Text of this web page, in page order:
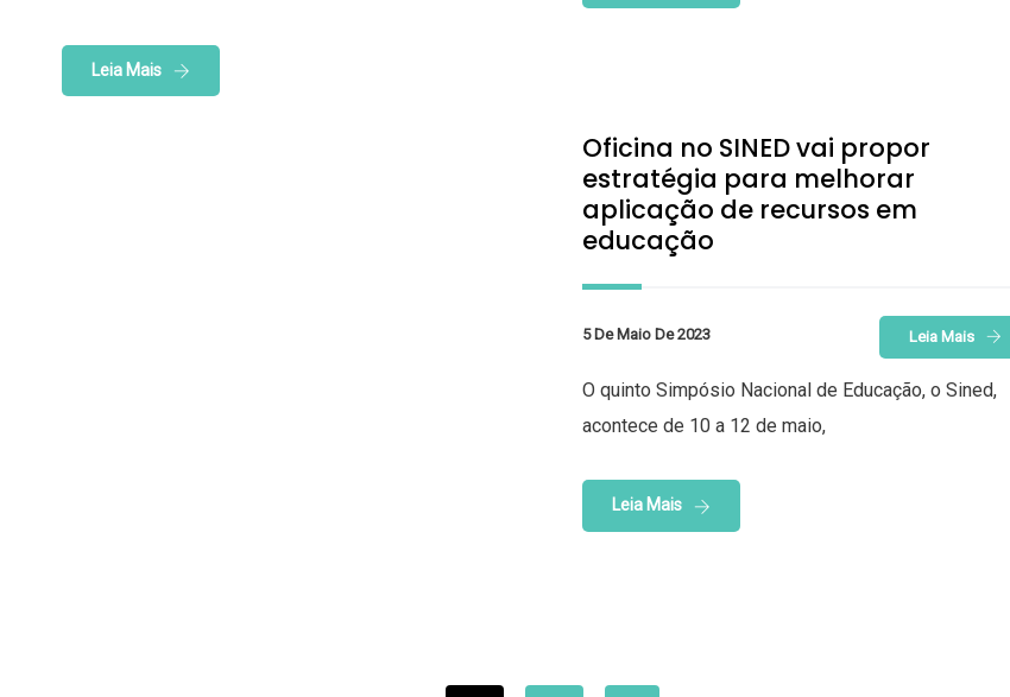
Leia Mais
Oficina no SINED vai propor
estratégia para melhorar
aplicação de recursos em
educação
5 De Maio De 2023 Leia Mais
O quinto Simpósio Nacional de Educação, o Sined,
acontece de 10 a 12 de maio,
Leia Mais